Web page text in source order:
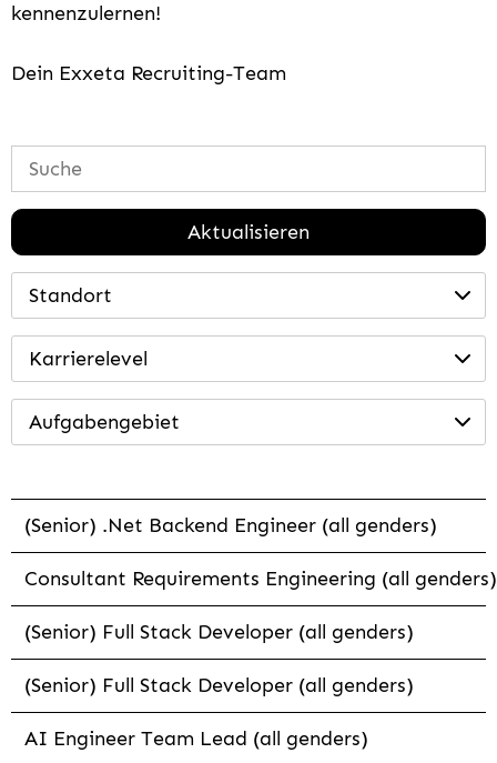
kennenzulernen!
Dein Exxeta Recruiting-Team
Aktualisieren
Standort
Karrierelevel
Aufgabengebiet
(Senior) .Net Backend Engineer (all genders)
Consultant Requirements Engineering (all genders)
(Senior) Full Stack Developer (all genders)
(Senior) Full Stack Developer (all genders)
AI Engineer Team Lead (all genders)